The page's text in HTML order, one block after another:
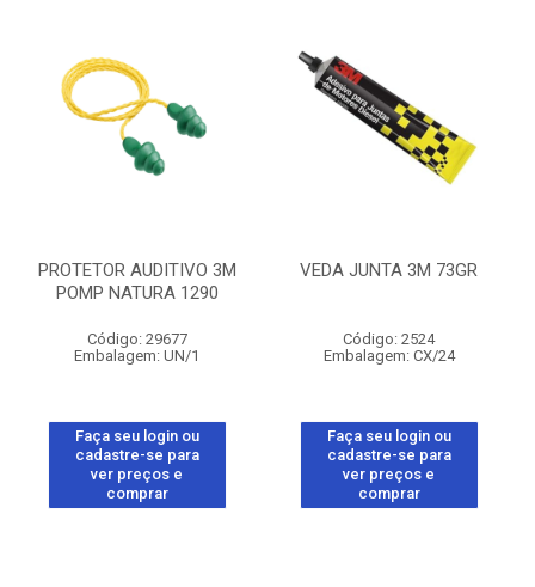
PROTETOR AUDITIVO 3M
POMP NATURA 1290
Código: 29677
Embalagem: UN/1
Faça seu login ou
cadastre-se para
ver preços e
comprar
VEDA JUNTA 3M 73GR
Código: 2524
Embalagem: CX/24
Faça seu login ou
cadastre-se para
ver preços e
comprar